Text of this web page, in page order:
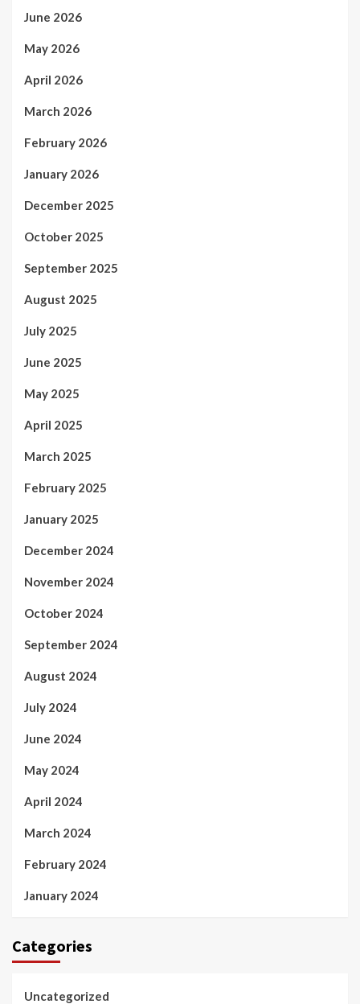
June 2026
May 2026
April 2026
March 2026
February 2026
January 2026
December 2025
October 2025
September 2025
August 2025
July 2025
June 2025
May 2025
April 2025
March 2025
February 2025
January 2025
December 2024
November 2024
October 2024
September 2024
August 2024
July 2024
June 2024
May 2024
April 2024
March 2024
February 2024
January 2024
Categories
Uncategorized